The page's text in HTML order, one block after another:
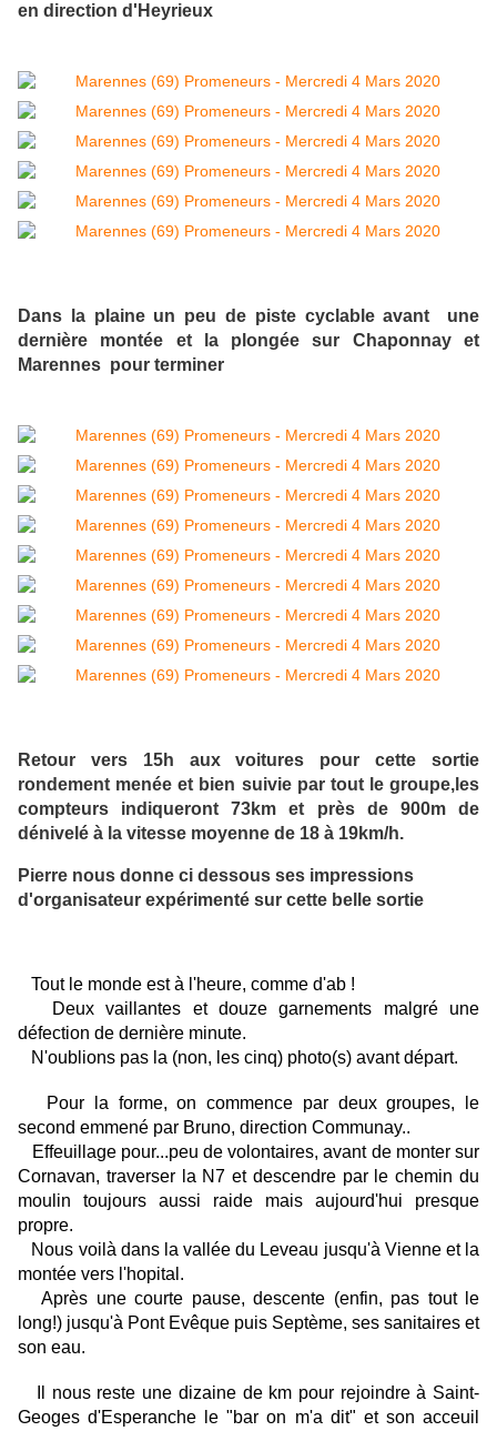
en direction d'Heyrieux
Dans la plaine un peu de piste cyclable avant une
dernière montée et la plongée sur Chaponnay et
Marennes pour terminer
Retour vers 15h aux voitures pour cette sortie
rondement menée et bien suivie par tout le groupe,les
compteurs indiqueront 73km et près de 900m de
dénivelé à la vitesse moyenne de 18 à 19km/h.
Pierre nous donne ci dessous ses impressions
d'organisateur expérimenté sur cette belle sortie
Tout le monde est à l'heure, comme d'ab !
Deux vaillantes et douze garnements malgré une
défection de dernière minute.
N'oublions pas la (non, les cinq) photo(s) avant départ.
Pour la forme, on commence par deux groupes, le
second emmené par Bruno, direction Communay..
Effeuillage pour...peu de volontaires, avant de monter sur
Cornavan, traverser la N7 et descendre par le chemin du
moulin toujours aussi raide mais aujourd'hui presque
propre.
Nous voilà dans la vallée du Leveau jusqu'à Vienneet la
montée vers l'hopital.
Après une courte pause, descente (enfin, pas tout le
long!) jusqu'à Pont Evêque puis Septème, ses sanitaires et
son eau.
Il nous reste une dizaine de km pour rejoindre à Saint-
Geoges d'Esperanche le "bar on m'a dit" et son acceuil